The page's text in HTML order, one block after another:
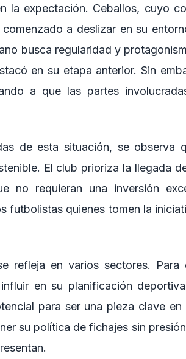
la expectación. Ceballos, cuyo
a deslizar en su
busca regularidad y
en su etapa anterior. Sin
a que las partes
de esta situación, se observa
El club prioriza la llegada
no requieran una inversión
futbolistas quienes tomen la
refleja en varios sectores. Para
en su planificación
para ser una pieza clave
su política de fichajes sin